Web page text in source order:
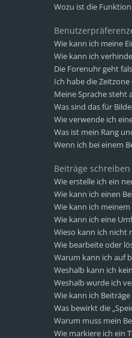
Wozu ist die Funktion
Wie kann ich meine
Wie kann ich
Die Forenuhr geht
Ich habe die
Meine Sprache steht
Was sind das für
Wie verwende ich
Was ist mein Rang
Wenn ich bei einem
Beiträge schreiben
Wie erstelle ich ein
Wie kann ich einen
Wie kann ich
Wie kann ich eine
Wieso kann ich nicht
Wie bearbeite oder
Warum kann ich auf
Weshalb kann ich
Weshalb wurde ich
Wie kann ich
Was bewirkt die
Warum muss mein
Wie markiere ich ein